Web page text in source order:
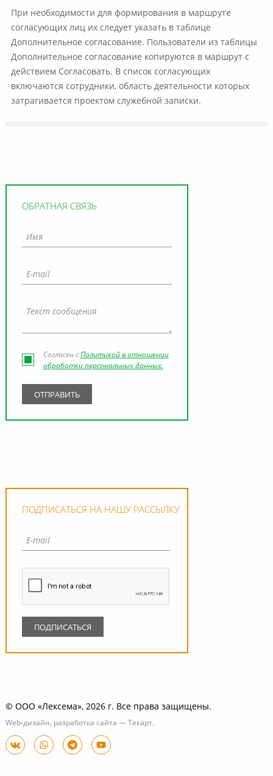
ОБРАТНАЯ СВЯЗЬ
Согласен сПолитикой в отношении
обработки персональных данных.
ПОДПИСАТЬСЯ НА НАШУ РАССЫЛКУ
© ООО «Лексема», 2026 г. Все права защищены.
Web-дизайн, разработка сайта — Текарт.
При необходимости для формирования в маршруте
согласующих лиц их следует указать в таблице
Дополнительное согласование. Пользователи из таблицы
Дополнительное согласование копируются в маршрут с
действием Согласовать. В список согласующих
включаются сотрудники, область деятельности которых
затрагивается проектом служебной записки.